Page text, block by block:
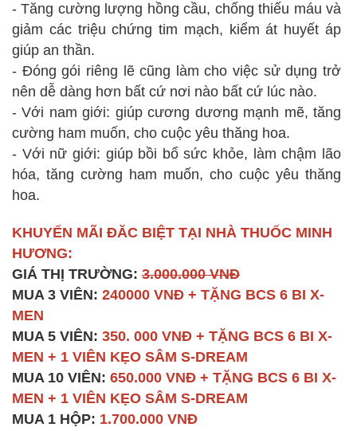
- Tăng cường lượng hồng cầu, chống thiếu máu và
giảm các triệu chứng tim mạch, kiểm át huyết áp
giúp an thần.
- Đóng gói riêng lẽ cũng làm cho việc sử dụng trở
nên dễ dàng hơn bất cứ nơi nào bất cứ lúc nào.
- Với nam giới: giúp cương dương mạnh mẽ, tăng
cường ham muốn, cho cuộc yêu thăng hoa.
- Với nữ giới: giúp bồi bổ sức khỏe, làm chậm lão
hóa, tăng cường ham muốn, cho cuộc yêu thăng
hoa.
KHUYẾN MÃI ĐĂC BIỆT TẠI NHÀ THUỐC MINH
HƯƠNG:
GIÁ THỊ TRƯỜNG: 3.000.000 VNĐ
MUA 3 VIÊN: 240000 VNĐ + TẶNG BCS 6 BI X-
MEN
MUA 5 VIÊN: 350. 000 VNĐ + TẶNG BCS 6 BI X-
MEN + 1 VIÊN KẸO SÂM S-DREAM
MUA 10 VIÊN: 650.000 VNĐ + TẶNG BCS 6 BI X-
MEN + 1 VIÊN KẸO SÂM S-DREAM
MUA 1 HỘP: 1.700.000 VNĐ